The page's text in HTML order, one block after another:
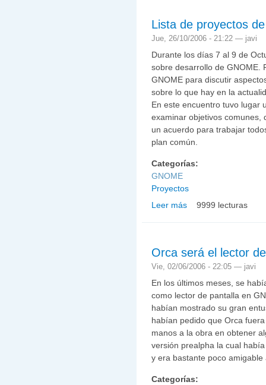
Lista de proyectos
Jue, 26/10/2006 - 21:22 — javi
Durante los días 7 al 9 de
sobre desarrollo de GNOME.
GNOME para discutir
sobre lo que hay en la
En este encuentro tuvo lugar
examinar objetivos comunes,
un acuerdo para trabajar
plan común.
Categorías:
GNOME
Proyectos
Leer más sobre Lista de
9999 lecturas
Orca será el lector
Vie, 02/06/2006 - 22:05 — javi
En los últimos meses, se
como lector de pantalla en
habían mostrado su gran
habían pedido que Orca
manos a la obra en obtener
versión prealpha la cual
y era bastante poco amigable
Categorías: